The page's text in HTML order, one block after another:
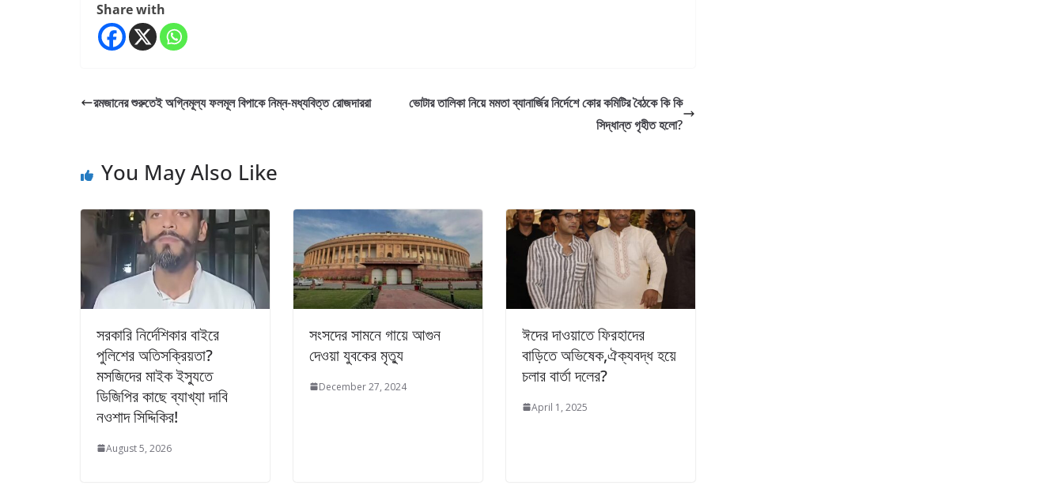
Share with
রমজানের শুরুতেই অগ্নিমূল্য ফলমূল বিপাকে নিম্ন-মধ্যবিত্ত রোজদাররা
ভোটার তালিকা নিয়ে মমতা ব্যানার্জির নির্দেশে কোর কমিটির বৈঠকে কি কি
সিদ্ধান্ত গৃহীত হলো?
You May Also Like
সরকারি নির্দেশিকার বাইরে
পুলিশের অতিসক্রিয়তা?
মসজিদের মাইক ইস্যুতে
ডিজিপির কাছে ব্যাখ্যা দাবি
নওশাদ সিদ্দিকির!
August 5, 2026
সংসদের সামনে গায়ে আগুন
দেওয়া যুবকের মৃত্যু
December 27, 2024
ঈদের দাওয়াতে ফিরহাদের
বাড়িতে অভিষেক,ঐক্যবদ্ধ হয়ে
চলার বার্তা দলের?
April 1, 2025